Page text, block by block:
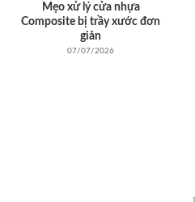
Mẹo xử lý cửa nhựa
Composite bị trầy xước đơn
giản
07/07/2026